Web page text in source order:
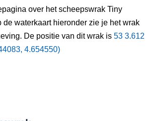
over het scheepswrak Tiny
de waterkaart hieronder zie je het wrak
De positie van dit wrak is 53 3.612
4.654550)